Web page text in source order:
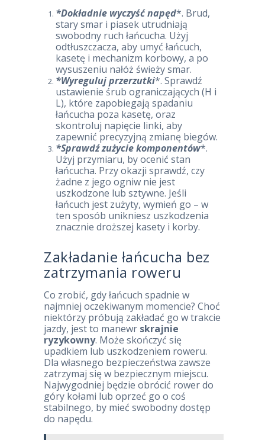
*Dokładnie wyczyść napęd*. Brud,
stary smar i piasek utrudniają
swobodny ruch łańcucha. Użyj
odtłuszczacza, aby umyć łańcuch,
kasetę i mechanizm korbowy, a po
wysuszeniu nałóż świeży smar.
*Wyreguluj przerzutki*. Sprawdź
ustawienie śrub ograniczających (H i
L), które zapobiegają spadaniu
łańcucha poza kasetę, oraz
skontroluj napięcie linki, aby
zapewnić precyzyjną zmianę biegów.
*Sprawdź zużycie komponentów*.
Użyj przymiaru, by ocenić stan
łańcucha. Przy okazji sprawdź, czy
żadne z jego ogniw nie jest
uszkodzone lub sztywne. Jeśli
łańcuch jest zużyty, wymień go – w
ten sposób unikniesz uszkodzenia
znacznie droższej kasety i korby.
Zakładanie łańcucha bez
zatrzymania roweru
Co zrobić, gdy łańcuch spadnie w
najmniej oczekiwanym momencie? Choć
niektórzy próbują zakładać go w trakcie
jazdy, jest to manewr skrajnie
ryzykowny. Może skończyć się
upadkiem lub uszkodzeniem roweru.
Dla własnego bezpieczeństwa zawsze
zatrzymaj się w bezpiecznym miejscu.
Najwygodniej będzie obrócić rower do
góry kołami lub oprzeć go o coś
stabilnego, by mieć swobodny dostęp
do napędu.